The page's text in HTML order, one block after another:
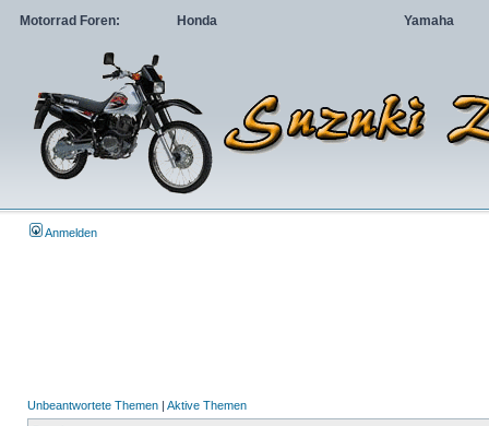
Motorrad Foren: Honda Yamaha
Anmelden
Unbeantwortete Themen | Aktive Themen